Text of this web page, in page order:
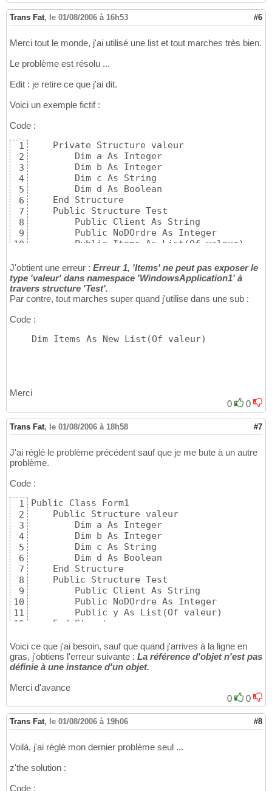
Trans Fat, le 01/08/2006 à 16h53 #6
Merci tout le monde, j'ai utilisé une list et tout marches très bien.
Le problème est résolu ...
Edit : je retire ce que j'ai dit.
Voici un exemple fictif :
Code :
1
2
3
4
5
6
7
8
9
10
    Private Structure valeur
        Dim a As Integer
        Dim b As Integer
        Dim c As String
        Dim d As Boolean
    End Structure
    Public Structure Test
        Public Client As String
        Public NoDOrdre As Integer
        Public Items As List
(Of valeur)
J'obtient une erreur : Erreur 1, 'Items' ne peut pas exposer le
type 'valeur' dans namespace 'WindowsApplication1' à
travers structure 'Test'.
Par contre, tout marches super quand j'utilise dans une sub :
Code :
    Dim Items As New List
(Of valeur)
Merci
0
0
Trans Fat, le 01/08/2006 à 18h58 #7
J'ai réglé le problème précédent sauf que je me bute à un autre
problème.
Code :
1
2
3
4
5
6
7
8
9
10
11
12
14
15
16
18
20
Public Class Form1
    Public Structure valeur
        Dim a As Integer
        Dim b As Integer
        Dim c As String
        Dim d As Boolean
    End Structure
    Public Structure Test
        Public Client As String
        Public NoDOrdre As Integer
        Public y As List(Of valeur)
    End Structure
Private Sub Button1_Click(ByVal sender
Dim c As New Test, b As New valeur,
        For i = 0 To 5
        Next
End Class
Voici ce que j'ai besoin, sauf que quand j'arrives à la ligne en
gras, j'obtiens l'erreur suivante : La référence d'objet n'est pas
définie à une instance d'un objet.
Merci d'avance
0
0
Trans Fat, le 01/08/2006 à 19h06 #8
Voilà, j'ai réglé mon dernier problème seul ...
z'the solution :
Code :